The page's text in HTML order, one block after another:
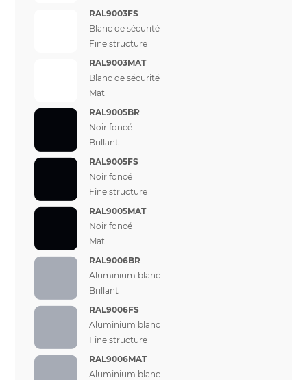
RAL9003FS
Blanc de sécurité
Fine structure
RAL9003MAT
Blanc de sécurité
Mat
RAL9005BR
Noir foncé
Brillant
RAL9005FS
Noir foncé
Fine structure
RAL9005MAT
Noir foncé
Mat
RAL9006BR
Aluminium blanc
Brillant
RAL9006FS
Aluminium blanc
Fine structure
RAL9006MAT
Aluminium blanc